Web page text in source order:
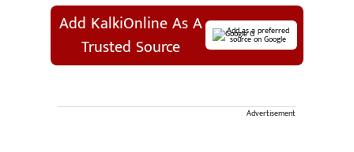
Add KalkiOnline As A
Trusted Source
Add as a preferred
source on Google
Advertisement